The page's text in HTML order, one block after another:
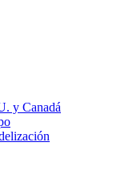
y Canadá